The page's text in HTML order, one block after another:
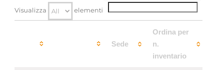
Visualizza elementi
Sede
Ordina per
n.
inventario